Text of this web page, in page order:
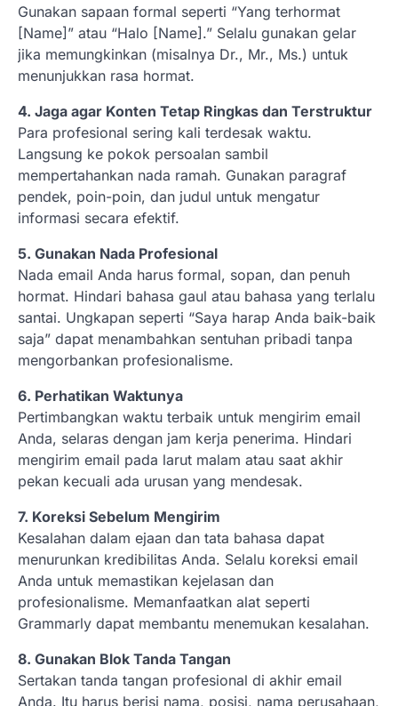
Gunakan sapaan formal seperti “Yang terhormat
[Name]” atau “Halo [Name].” Selalu gunakan gelar
jika memungkinkan (misalnya Dr., Mr., Ms.) untuk
menunjukkan rasa hormat.
4. Jaga agar Konten Tetap Ringkas dan Terstruktur
Para profesional sering kali terdesak waktu.
Langsung ke pokok persoalan sambil
mempertahankan nada ramah. Gunakan paragraf
pendek, poin-poin, dan judul untuk mengatur
informasi secara efektif.
5. Gunakan Nada Profesional
Nada email Anda harus formal, sopan, dan penuh
hormat. Hindari bahasa gaul atau bahasa yang terlalu
santai. Ungkapan seperti “Saya harap Anda baik-baik
saja” dapat menambahkan sentuhan pribadi tanpa
mengorbankan profesionalisme.
6. Perhatikan Waktunya
Pertimbangkan waktu terbaik untuk mengirim email
Anda, selaras dengan jam kerja penerima. Hindari
mengirim email pada larut malam atau saat akhir
pekan kecuali ada urusan yang mendesak.
7. Koreksi Sebelum Mengirim
Kesalahan dalam ejaan dan tata bahasa dapat
menurunkan kredibilitas Anda. Selalu koreksi email
Anda untuk memastikan kejelasan dan
profesionalisme. Memanfaatkan alat seperti
Grammarly dapat membantu menemukan kesalahan.
8. Gunakan Blok Tanda Tangan
Sertakan tanda tangan profesional di akhir email
Anda. Itu harus berisi nama, posisi, nama perusahaan,